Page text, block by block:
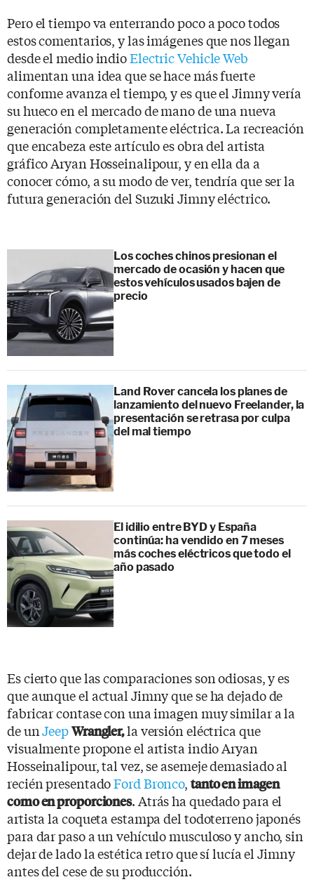
Pero el tiempo va enterrando poco a poco todos
estos comentarios, y las imágenes que nos llegan
desde el medio indioElectric Vehicle Web
alimentan una idea que se hace más fuerte
conforme avanza el tiempo, y es que el Jimny vería
su hueco en el mercado de mano de una nueva
generación completamente eléctrica. La recreación
que encabeza este artículo es obra del artista
gráfico Aryan Hosseinalipour, y en ella da a
conocer cómo, a su modo de ver, tendría que ser la
futura generación del Suzuki Jimny eléctrico.
Los coches chinos presionan el
mercado de ocasión y hacen que
estos vehículos usados bajen de
precio
Land Rover cancela los planes de
lanzamiento del nuevo Freelander, la
presentación se retrasa por culpa
del mal tiempo
El idilio entre BYD y España
continúa: ha vendido en 7 meses
más coches eléctricos que todo el
año pasado
Es cierto que las comparaciones son odiosas, y es
que aunque el actual Jimny que se ha dejado de
fabricar contase con una imagen muy similar a la
de unJeepWrangler,la versión eléctrica que
visualmente propone el artista indio Aryan
Hosseinalipour, tal vez, se asemeje demasiado al
recién presentadoFord Bronco, tanto en imagen
como en proporciones. Atrás ha quedado para el
artista la coqueta estampa del todoterreno japonés
para dar paso a un vehículo musculoso y ancho, sin
dejar de lado la estética retro que sí lucía el Jimny
antes del cese de su producción.